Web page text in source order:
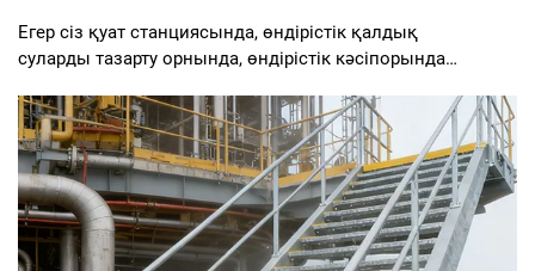
Егер сіз қуат станциясында, өндірістік қалдық
суларды тазарту орнында, өндірістік кәсіпорында
цинктелген болат торлардың үстінде тұрғансыз.
Қазіргі кезде қол жетімді еден материалдарының
саны өсе берсе де, цинктелген ...